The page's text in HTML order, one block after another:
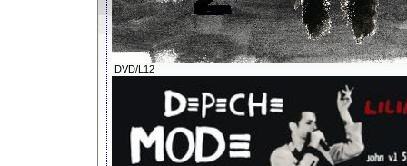
DVD/L12